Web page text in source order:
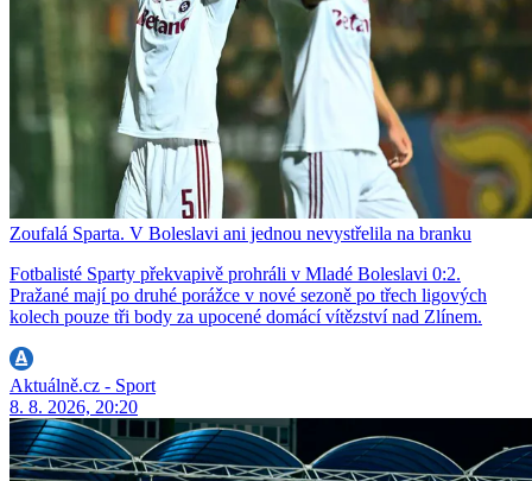
Zoufalá Sparta. V Boleslavi ani jednou nevystřelila na branku
Fotbalisté Sparty překvapivě prohráli v Mladé Boleslavi 0:2.
Pražané mají po druhé porážce v nové sezoně po třech ligových
kolech pouze tři body za upocené domácí vítězství nad Zlínem.
Aktuálně.cz - Sport
8. 8. 2026, 20:20